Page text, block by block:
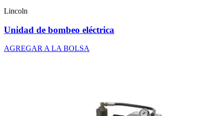
Lincoln
Unidad de bombeo eléctrica
AGREGAR A LA BOLSA